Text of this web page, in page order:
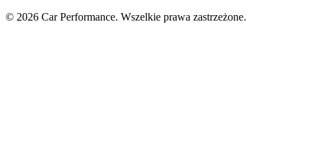
© 2026 Car Performance. Wszelkie prawa zastrzeżone.